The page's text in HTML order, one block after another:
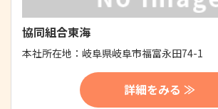
協同組合東海
本社所在地： 岐阜県岐阜市福富永田74-1
詳細をみる ≫